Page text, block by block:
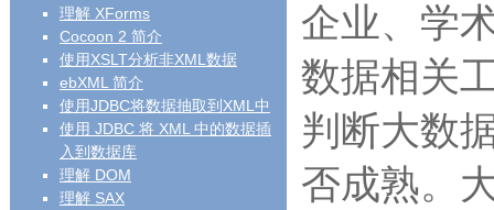
理解 XForms
Cocoon 2 简介
使用XSLT分析非XML数据
ebXML 简介
使用JDBC将数据抽取到XML中
使用 JDBC 将 XML 中的数据插
入到数据库
理解 DOM
理解 SAX
企业、学
数据相关
判断大数
否成熟。